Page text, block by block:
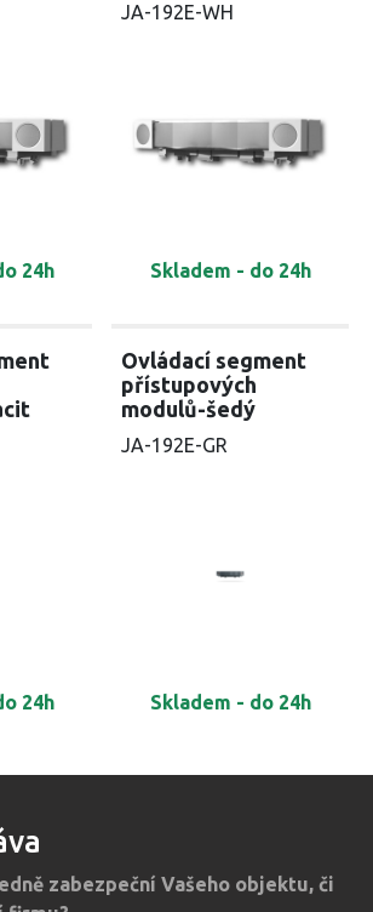
24h
JA-192E-WH
Skladem - do 24h
24h
Ovládací segment
přístupových
modulů-šedý
JA-192E-GR
Skladem - do 24h
zabezpeční Vašeho objektu, či